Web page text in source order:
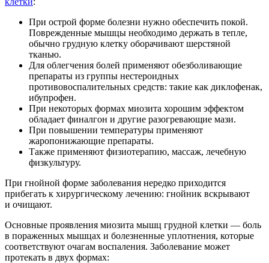
При острой форме болезни нужно обеспечить покой.
Поврежденные мышцы необходимо держать в тепле,
обычно грудную клетку оборачивают шерстяной
тканью.
Для облегчения болей применяют обезболивающие
препараты из группы нестероидных
противовоспалительных средств: такие как диклофенак,
ибупрофен.
При некоторых формах миозита хорошим эффектом
обладает финалгон и другие разогревающие мази.
При повышении температуры применяют
жаропонижающие препараты.
Также применяют физиотерапию, массаж, лечебную
физкультуру.
При гнойной форме заболевания нередко приходится
прибегать к хирургическому лечению: гнойник вскрывают
и очищают.
Основные проявления миозита мышц грудной клетки — боль
в пораженных мышцах и болезненные уплотнения, которые
соответствуют очагам воспаления. Заболевание может
протекать в двух формах: